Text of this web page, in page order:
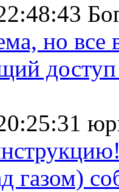
но все
доступ
газом)